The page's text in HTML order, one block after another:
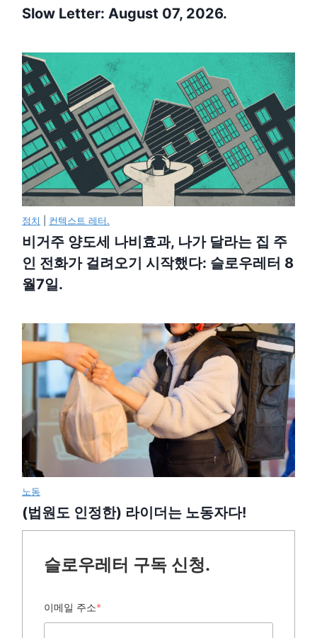
Slow Letter: August 07, 2026.
정치 컨텍스트 레터.
비거주 양도세 나비효과, 나가 달라는 집 주
인 전화가 걸려오기 시작했다: 슬로우레터 8
월7일.
노동
(법원도 인정한) 라이더는 노동자다!
슬로우레터 구독 신청.
이메일 주소*